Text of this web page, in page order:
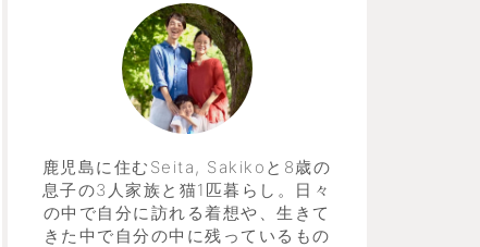
鹿児島に住むSeita, Sakikoと8歳の
息子の3人家族と猫1匹暮らし。日々
の中で自分に訪れる着想や、生きて
きた中で自分の中に残っているもの